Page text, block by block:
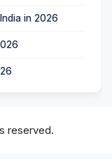
in 2026
reserved.